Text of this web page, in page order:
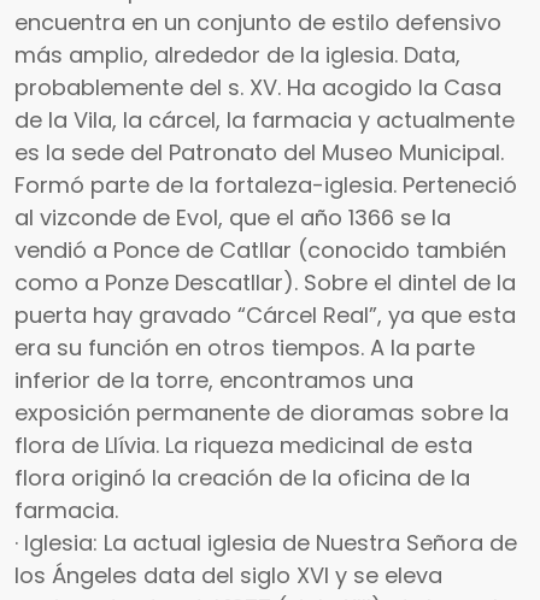
encuentra en un conjunto de estilo defensivo
más amplio, alrededor de la iglesia. Data,
probablemente del s. XV. Ha acogido la Casa
de la Vila, la cárcel, la farmacia y actualmente
es la sede del Patronato del Museo Municipal.
Formó parte de la fortaleza-iglesia. Perteneció
al vizconde de Evol, que el año 1366 se la
vendió a Ponce de Catllar (conocido también
como a Ponze Descatllar). Sobre el dintel de la
puerta hay gravado “Cárcel Real”, ya que esta
era su función en otros tiempos. A la parte
inferior de la torre, encontramos una
exposición permanente de dioramas sobre la
flora de Llívia. La riqueza medicinal de esta
flora originó la creación de la oficina de la
farmacia.
· Iglesia: La actual iglesia de Nuestra Señora de
los Ángeles data del siglo XVI y se eleva